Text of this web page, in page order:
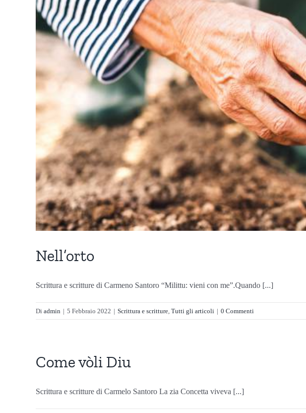
Nell’orto
Scrittura e scritture di Carmeno Santoro “Milittu: vieni con me”.Quando [...]
Di admin | 5 Febbraio 2022 | Scrittura e scritture, Tutti gli articoli | 0 Commenti
Come vòli Diu
Scrittura e scritture di Carmelo Santoro La zia Concetta viveva [...]